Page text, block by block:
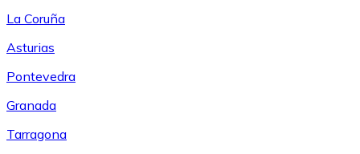
La Coruña
Asturias
Pontevedra
Granada
Tarragona